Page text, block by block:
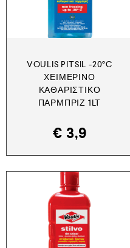
VOULIS PITSIL -20°C
ΧΕΙΜΕΡΙΝΌ
ΚΑΘΑΡΙΣΤΙΚΌ
ΠΑΡΜΠΡΊΖ 1LT
€ 3,9